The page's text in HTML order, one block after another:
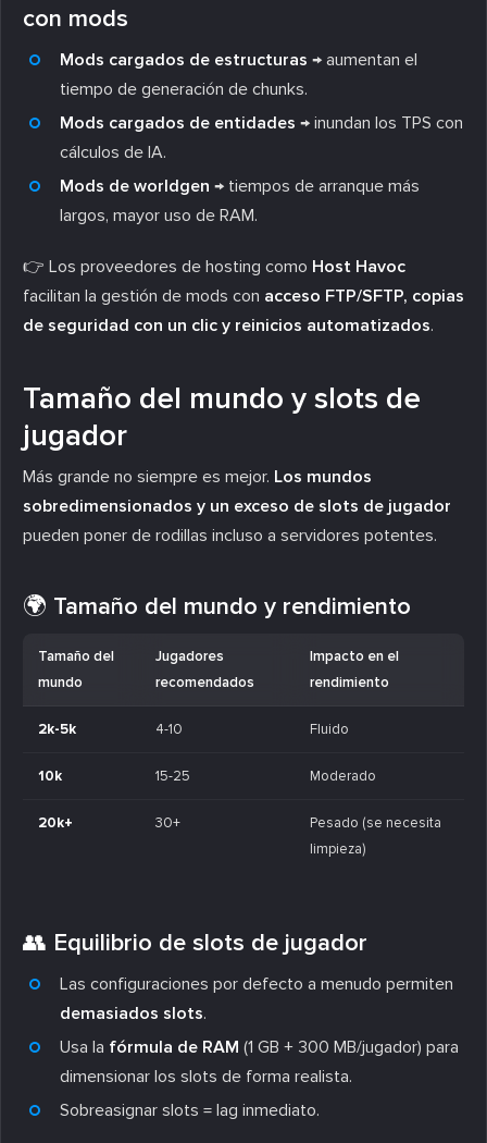
con mods
Mods cargados de estructuras → aumentan el
tiempo de generación de chunks.
Mods cargados de entidades → inundan los TPS con
cálculos de IA.
Mods de worldgen → tiempos de arranque más
largos, mayor uso de RAM.
👉 Los proveedores de hosting como Host Havoc
facilitan la gestión de mods con acceso FTP/SFTP, copias
de seguridad con un clic y reinicios automatizados.
Tamaño del mundo y slots de
jugador
Más grande no siempre es mejor. Los mundos
sobredimensionados y un exceso de slots de jugador
pueden poner de rodillas incluso a servidores potentes.
🌍 Tamaño del mundo y rendimiento
Tamaño del
mundo
Jugadores
recomendados
Impacto en el
rendimiento
2k-5k 4-10 Fluido
10k 15-25 Moderado
20k+ 30+
Pesado (se necesita
limpieza)
👥 Equilibrio de slots de jugador
Las configuraciones por defecto a menudo permiten
demasiados slots.
Usa la fórmula de RAM (1 GB + 300 MB/jugador) para
dimensionar los slots de forma realista.
Sobreasignar slots = lag inmediato.